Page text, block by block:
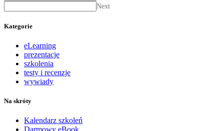
Next
Kategorie
eLearning
prezentacje
szkolenia
testy i recenzje
wywiady
Na skróty
Kalendarz szkoleń